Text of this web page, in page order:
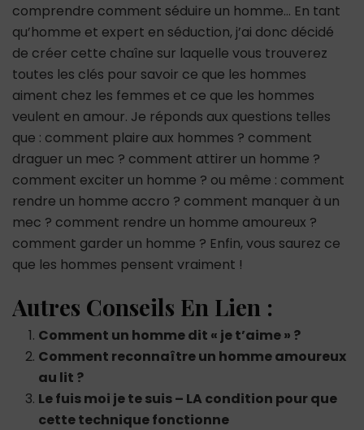
comprendre comment séduire un homme… En tant
qu’homme et expert en séduction, j’ai donc décidé
de créer cette chaîne sur laquelle vous trouverez
toutes les clés pour savoir ce que les hommes
aiment chez les femmes et ce que les hommes
veulent en amour. Je réponds aux questions telles
que : comment plaire aux hommes ? comment
draguer un mec ? comment attirer un homme ?
comment exciter un homme ? ou même : comment
rendre un homme accro ? comment manquer à un
mec ? comment rendre un homme amoureux ?
comment garder un homme ? Enfin, vous saurez ce
que les hommes pensent vraiment !
Autres Conseils En Lien :
Comment un homme dit « je t’aime » ?
Comment reconnaître un homme amoureux
au lit ?
Le fuis moi je te suis – LA condition pour que
cette technique fonctionne